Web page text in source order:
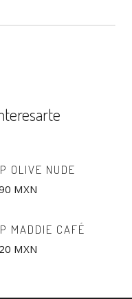
OLIVE NUDE
MXN
MADDIE CAFÉ
MXN